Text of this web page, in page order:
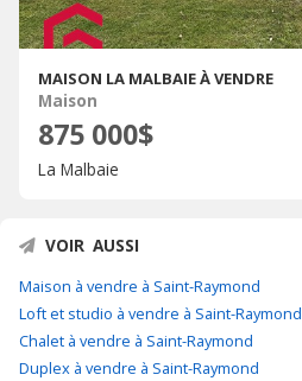
MAISON LA MALBAIE À VENDRE
Maison
875 000$
La Malbaie
VOIR AUSSI
Maison à vendre à Saint-Raymond
Loft et studio à vendre à Saint-Raymond
Chalet à vendre à Saint-Raymond
Duplex à vendre à Saint-Raymond